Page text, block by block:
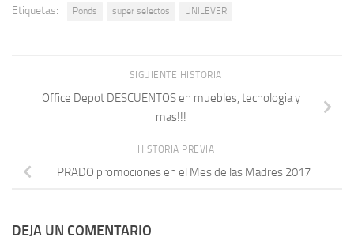
Etiquetas: Ponds super selectos UNILEVER
SIGUIENTE HISTORIA
Office Depot DESCUENTOS en muebles, tecnologia y
mas!!!
HISTORIA PREVIA
PRADO promociones en el Mes de las Madres 2017
DEJA UN COMENTARIO